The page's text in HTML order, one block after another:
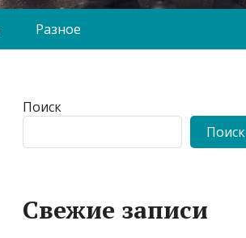
Разное
Поиск
Поиск
Свежие записи